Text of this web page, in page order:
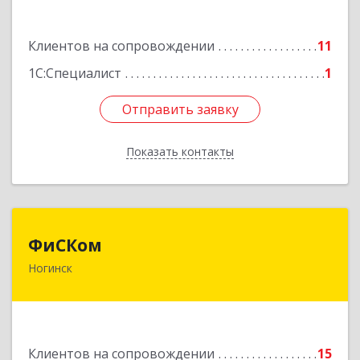
Клиентов на сопровождении
11
1С:Специалист
1
Отправить заявку
Показать контакты
Отправить заявку
Назад
ФиСКом
Ногинск
Клиентов на сопровождении 15